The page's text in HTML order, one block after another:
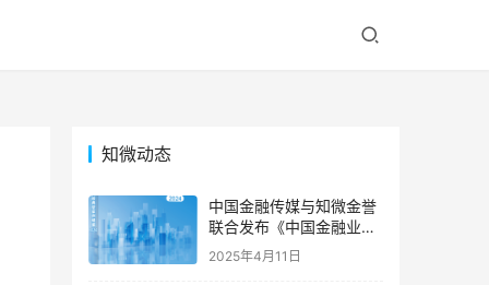
知微动态
中国金融传媒与知微金誉
联合发布《中国金融业声
誉风险典型案例精编
（2024）》，深度解码年
2025年4月11日